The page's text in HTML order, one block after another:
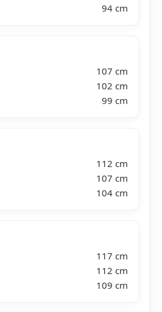
94 cm
107 cm
102 cm
99 cm
112 cm
107 cm
104 cm
117 cm
112 cm
109 cm